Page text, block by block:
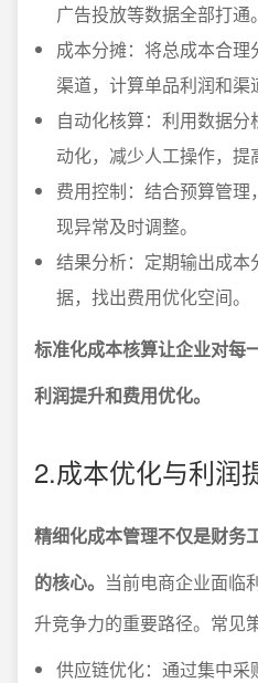
广告投放等数据全部打通。
成本分摊：将总成本合理
渠道，计算单品利润和渠
自动化核算：利用数据
动化，减少人工操作，提
费用控制：结合预算管
现异常及时调整。
结果分析：定期输出成
据，找出费用优化空间。
标准化成本核算让企业对每
利润提升和费用优化。
2.成本优化与利润
精细化成本管理不仅是财务
的核心。 当前电商企业面临
升竞争力的重要路径。常见
供应链优化：通过集中